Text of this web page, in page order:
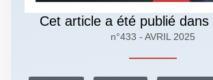
Cet article a été publié dans
n°433 - AVRIL 2025